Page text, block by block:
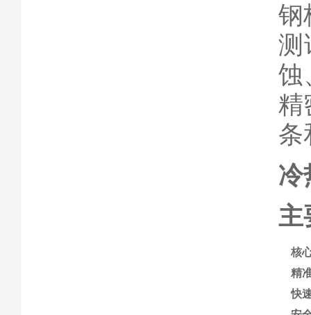
钢
测
蚀
精
条
冷
主
核
精
快